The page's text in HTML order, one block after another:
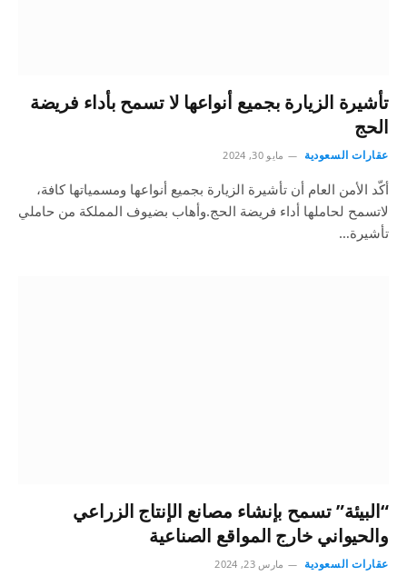
تأشيرة الزيارة بجميع أنواعها لا تسمح بأداء فريضة
الحج
عقارات السعودية مايو 30, 2024
أكّد الأمن العام أن تأشيرة الزيارة بجميع أنواعها ومسمياتها كافة،
لاتسمح لحاملها أداء فريضة الحج.وأهاب بضيوف المملكة من حاملي
تأشيرة…
“البيئة” تسمح بإنشاء مصانع الإنتاج الزراعي
والحيواني خارج المواقع الصناعية
عقارات السعودية مارس 23, 2024